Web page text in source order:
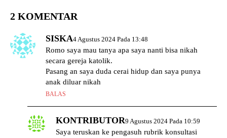
2 KOMENTAR
SISKA4 Agustus 2024 Pada 13:48
Romo saya mau tanya apa saya nanti bisa nikah
secara gereja katolik.
Pasang an saya duda cerai hidup dan saya punya
anak diluar nikah
BALAS
KONTRIBUTOR9 Agustus 2024 Pada 10:59
Saya teruskan ke pengasuh rubrik konsultasi